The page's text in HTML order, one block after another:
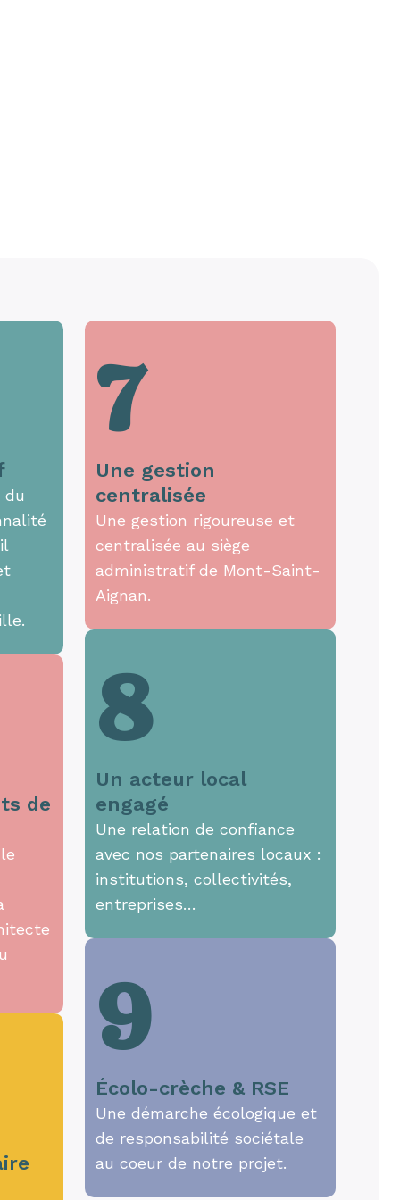
du
de
7
Une gestion
centralisée
Une gestion rigoureuse et
centralisée au siège
administratif de Mont-Saint-
Aignan.
8
Un acteur local
engagé
Une relation de confiance
avec nos partenaires locaux :
institutions, collectivités,
entreprises…
9
Écolo-crèche & RSE
Une démarche écologique et
de responsabilité sociétale
au coeur de notre projet.